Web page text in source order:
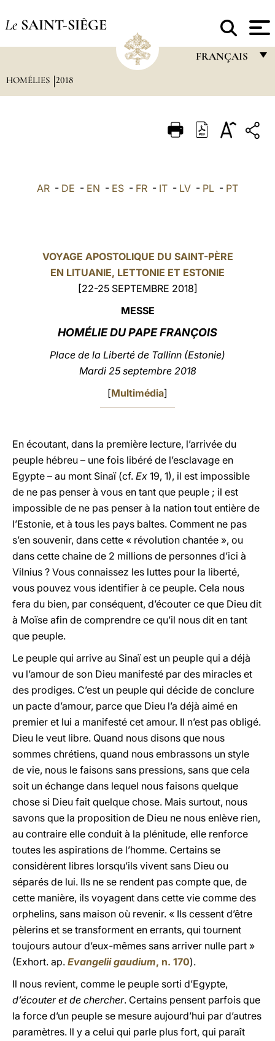
Le SAINT-SIÈGE
FRANÇAIS
ITALIANO
العربيّة
中文
LATINE
HOMÉLIES 2018
AR - DE - EN - ES - FR - IT - LV - PL - PT
VOYAGE APOSTOLIQUE DU SAINT-PÈRE
EN LITUANIE, LETTONIE ET ESTONIE
[22-25 SEPTEMBRE 2018]
MESSE
HOMÉLIE DU PAPE FRANÇOIS
Place de la Liberté de Tallinn (Estonie)
Mardi 25 septembre 2018
[Multimédia]
En écoutant, dans la première lecture, l’arrivée du
peuple hébreu – une fois libéré de l’esclavage en
Egypte – au mont Sinaï (cf. Ex 19, 1), il est impossible
de ne pas penser à vous en tant que peuple ; il est
impossible de ne pas penser à la nation tout entière de
l’Estonie, et à tous les pays baltes. Comment ne pas
s’en souvenir, dans cette « révolution chantée », ou
dans cette chaine de 2 millions de personnes d’ici à
Vilnius ? Vous connaissez les luttes pour la liberté,
vous pouvez vous identifier à ce peuple. Cela nous
fera du bien, par conséquent, d’écouter ce que Dieu dit
à Moïse afin de comprendre ce qu’il nous dit en tant
que peuple.
Le peuple qui arrive au Sinaï est un peuple qui a déjà
vu l’amour de son Dieu manifesté par des miracles et
des prodiges. C’est un peuple qui décide de conclure
un pacte d’amour, parce que Dieu l’a déjà aimé en
premier et lui a manifesté cet amour. Il n’est pas obligé.
Dieu le veut libre. Quand nous disons que nous
sommes chrétiens, quand nous embrassons un style
de vie, nous le faisons sans pressions, sans que cela
soit un échange dans lequel nous faisons quelque
chose si Dieu fait quelque chose. Mais surtout, nous
savons que la proposition de Dieu ne nous enlève rien,
au contraire elle conduit à la plénitude, elle renforce
toutes les aspirations de l’homme. Certains se
considèrent libres lorsqu’ils vivent sans Dieu ou
séparés de lui. Ils ne se rendent pas compte que, de
cette manière, ils voyagent dans cette vie comme des
orphelins, sans maison où revenir. « Ils cessent d’être
pèlerins et se transforment en errants, qui tournent
toujours autour d’eux-mêmes sans arriver nulle part »
(Exhort. ap. Evangelii gaudium, n. 170).
Il nous revient, comme le peuple sorti d’Egypte,
d’écouter et de chercher. Certains pensent parfois que
la force d’un peuple se mesure aujourd’hui par d’autres
paramètres. Il y a celui qui parle plus fort, qui paraît